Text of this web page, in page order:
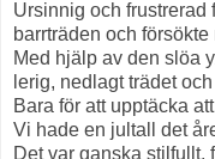
Ursinnig och frustrerad
barrträden och
Med hjälp av den slöa
lerig, nedlagt trädet
Bara för att upptäcka
Vi hade en jultall det
Det var ganska stilfullt,